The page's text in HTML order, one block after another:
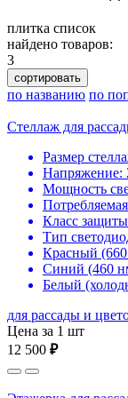
плитка список
найдено товаров:
3
сортировать
по названию по
Стеллаж для
Размер
Напряжение:
Мощность
Класс
Тип
Красный
Синий (460
Белый
для рассады и
Цена за 1 шт
12 500 ₽